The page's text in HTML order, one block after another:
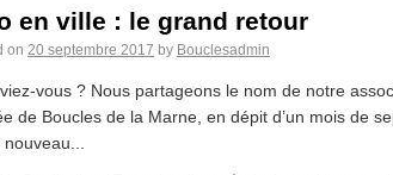
en ville : le grand retour
on 20 septembre 2017 by Bouclesadmin
vous ? Nous partageons le nom de notre
de Boucles de la Marne, en dépit d’un mois de